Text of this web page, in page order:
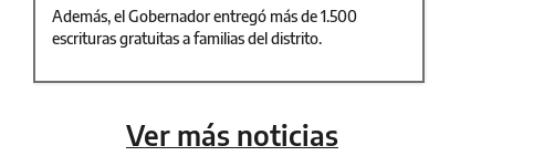
Además, el Gobernador entregó más de 1.500
escrituras gratuitas a familias del distrito.
Ver más noticias